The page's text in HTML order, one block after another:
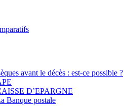
avant le décès : est-ce possible ?
D’EPARGNE
Banque postale